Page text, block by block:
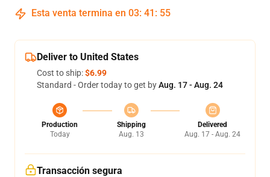
Esta venta termina en 03: 41 : 54
Deliver to United States
Cost to ship:$6.99
Standard - Order today to get byAug. 17 - Aug. 24
Production
Today
Shipping
Aug. 13
Delivered
Aug. 17 - Aug. 24
Transacción segura